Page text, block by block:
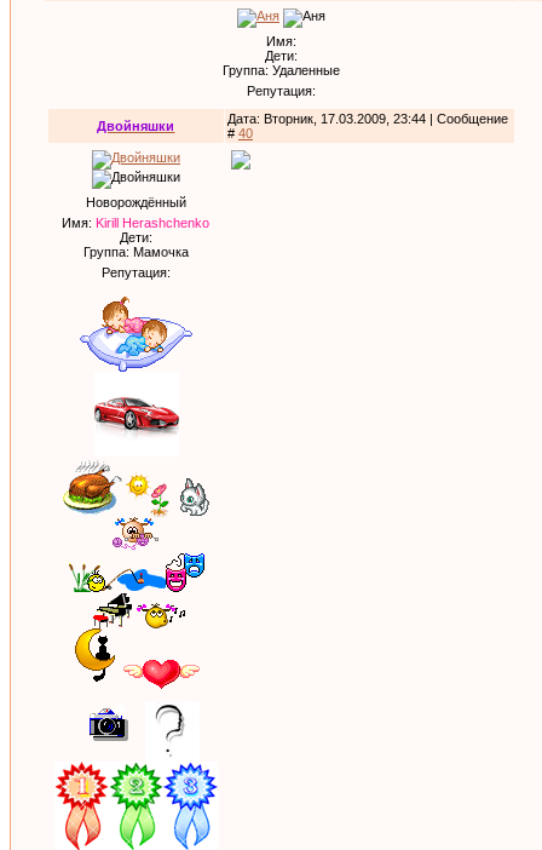
Имя:
Дети:
Группа: Удаленные
Репутация:
Двойняшки
Дата: Вторник, 17.03.2009, 23:44 | Сообщение
# 40
Новорождённый
Имя: Kirill Herashchenko
Дети:
Группа: Мамочка
Репутация: